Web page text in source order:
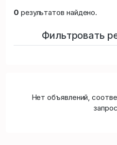
0 результатов найдено.
Фильтровать
Нет объявлений,